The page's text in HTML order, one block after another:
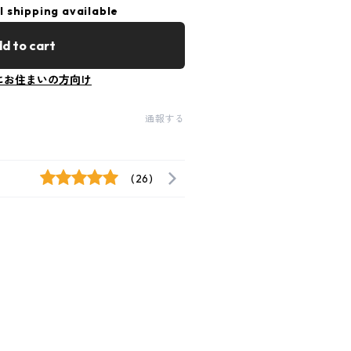
shipping available
to cart
お住まいの方向け
通報する
(26)